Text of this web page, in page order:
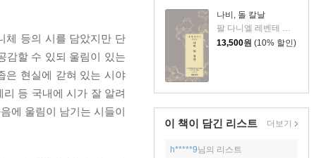
나비, 돌 칼날
팔 다니엘 레벤테 저/최소담 역
13,500원 (10% 할인)
이 책이 담긴 리스트 더보기
h*****9님의 리스트
체 등의 시를 담았지만 단
감할 수 있되 울림이 있는
은 현실에 갇혀 있는 시야
등 국내에 시가 잘 알려
에 울림이 남기는 시들이